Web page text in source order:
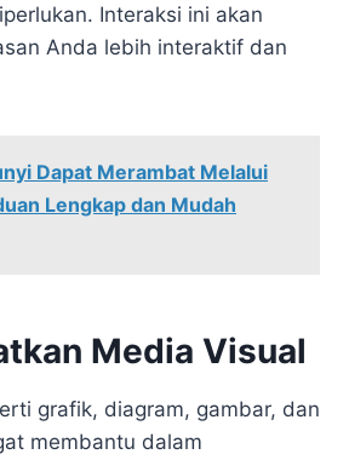
Interaksi ini akan
Anda lebih interaktif dan
Dapat Merambat Melalui
Lengkap dan Mudah
Media Visual
grafik, diagram, gambar, dan
membantu dalam